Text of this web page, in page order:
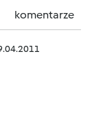
komentarze